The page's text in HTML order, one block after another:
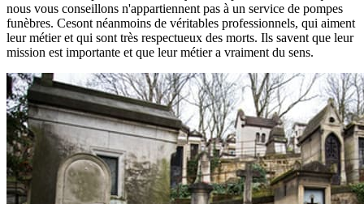
nous vous conseillons n'appartiennent pas à un service de pompes
funèbres. Cesont néanmoins de véritables professionnels, qui aiment
leur métier et qui sont très respectueux des morts. Ils savent que leur
mission est importante et que leur métier a vraiment du sens.